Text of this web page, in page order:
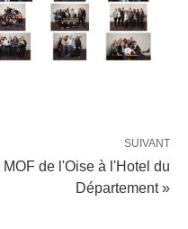
SUIVANT
de l'Oise à l'Hotel du
Département »